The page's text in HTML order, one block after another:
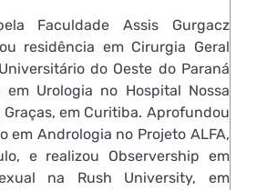
Faculdade Assis Gurgacz
residência em Cirurgia Geral
do Oeste do Paraná
em Urologia no Hospital Nossa
Graças, em Curitiba. Aprofundou
em Andrologia no Projeto ALFA,
e realizou Observership em
na Rush University, em